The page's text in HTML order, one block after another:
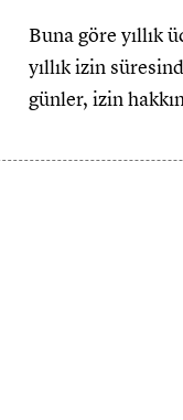
Buna göre yıllık
yıllık izin
günler, izin